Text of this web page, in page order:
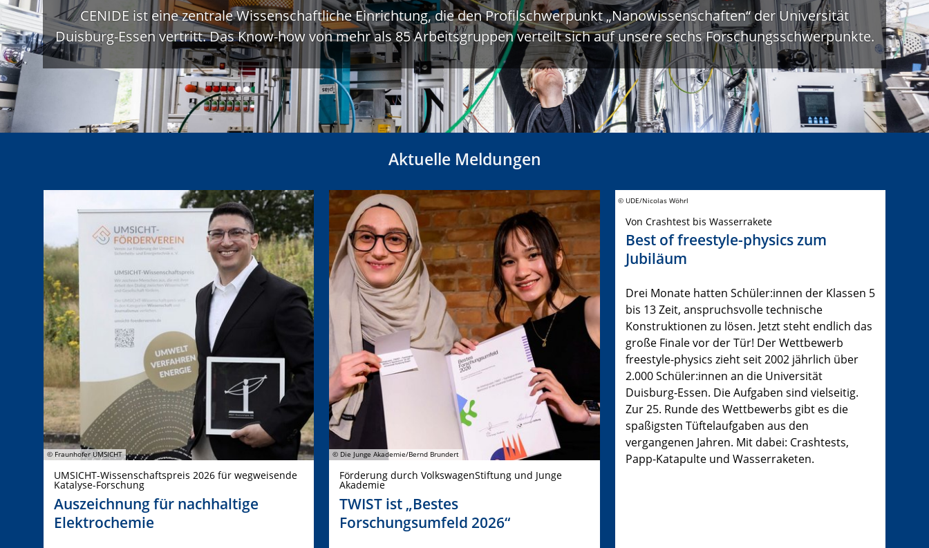
CENIDE ist eine zentrale Wissenschaftliche Einrichtung, die den Profilschwerpunkt „Nanowissenschaften“ der Universität
Duisburg-Essen vertritt. Das Know-how von mehr als 85 Arbeitsgruppen verteilt sich auf unsere sechs Forschungsschwerpunkte.
Aktuelle Meldungen
© Fraunhofer UMSICHT
UMSICHT-Wissenschaftspreis 2026 für wegweisende
Katalyse-Forschung
Auszeichnung für nachhaltige
Elektrochemie
© Die Junge Akademie/Bernd Brundert
Förderung durch VolkswagenStiftung und Junge
Akademie
TWIST ist „Bestes
Forschungsumfeld 2026“
© UDE/Nicolas Wöhrl
Von Crashtest bis Wasserrakete
Best of freestyle-physics zum
Jubiläum
Drei Monate hatten Schüler:innen der Klassen 5
bis 13 Zeit, anspruchsvolle technische
Konstruktionen zu lösen. Jetzt steht endlich das
große Finale vor der Tür! Der Wettbewerb
freestyle-physics zieht seit 2002 jährlich über
2.000 Schüler:innen an die Universität
Duisburg-Essen. Die Aufgaben sind vielseitig.
Zur 25. Runde des Wettbewerbs gibt es die
spaßigsten Tüftelaufgaben aus den
vergangenen Jahren. Mit dabei: Crashtests,
Papp-Katapulte und Wasserraketen.